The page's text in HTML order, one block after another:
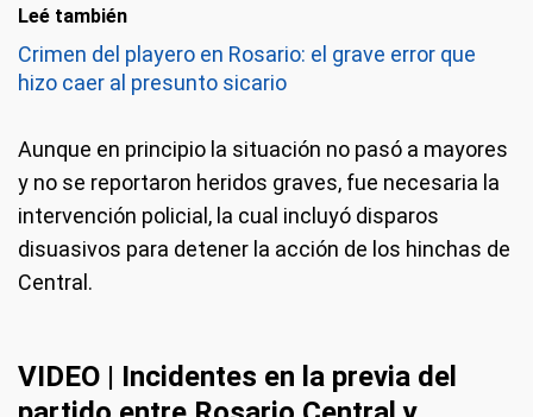
Leé también
Crimen del playero en Rosario: el grave error que
hizo caer al presunto sicario
Aunque en principio la situación no pasó a mayores
y no se reportaron heridos graves, fue necesaria la
intervención policial, la cual incluyó disparos
disuasivos para detener la acción de los hinchas de
Central.
VIDEO | Incidentes en la previa del